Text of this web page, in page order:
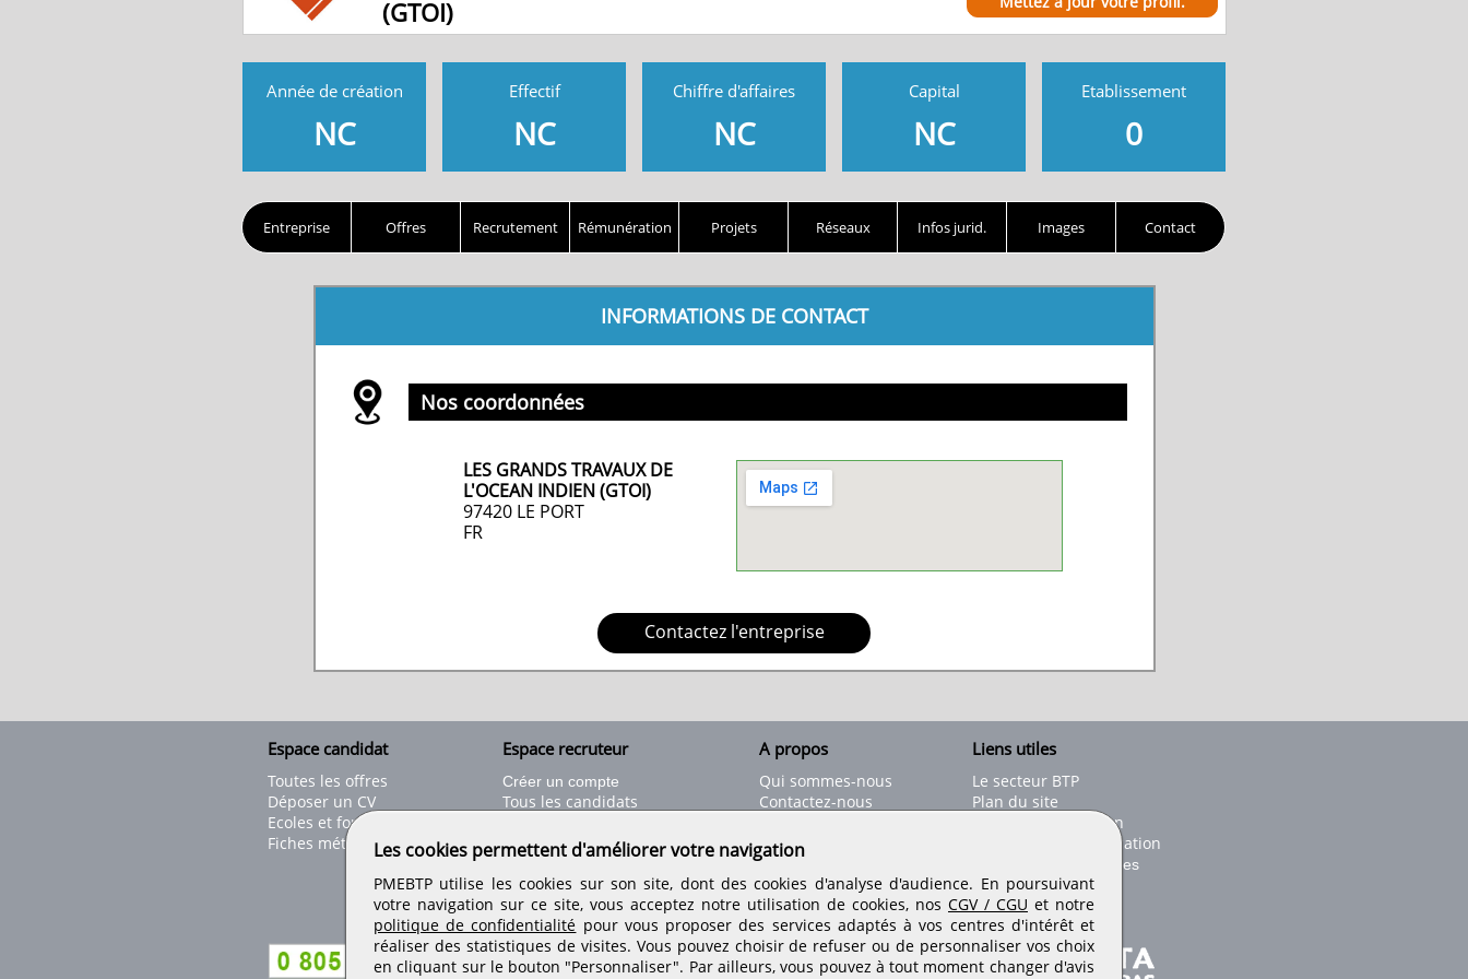
(GTOI)
Année de création
NC
Effectif
NC
Chiffre d'affaires
NC
Capital
NC
Etablissement
0
Entreprise Offres Recrutement Rémunération Projets Réseaux Infos jurid. Images Contact
INFORMATIONS DE CONTACT
Nos coordonnées
LES GRANDS TRAVAUX DE
L'OCEAN INDIEN (GTOI)
97420 LE PORT
FR
Contactez l'entreprise
Espace candidat
Toutes les offres
Déposer un CV
Ecoles et formations
Fiches métiers
Espace recruteur
Créer un compte
Tous les candidats
Déposer une offre de stage
Nos tarifs
A propos
Qui sommes-nous
Contactez-nous
Informations légales
Conditions générales
Rejoignez nos équipes
Liens utiles
Le secteur BTP
Plan du site
Conseils d'utilisation
Conditions de publication
Paramètres des cookies
Retrouvez-nous sur les réseaux sociaux
Les cookies permettent d'améliorer votre navigation
PMEBTP utilise les cookies sur son site, dont des cookies d'analyse d'audience. En poursuivant
votre navigation sur ce site, vous acceptez notre utilisation de cookies, nos CGV / CGU et notre
politique de confidentialité pour vous proposer des services adaptés à vos centres d'intérêt et
réaliser des statistiques de visites. Vous pouvez choisir de refuser ou de personnaliser vos choix
en cliquant sur le bouton "Personnaliser". Par ailleurs, vous pouvez à tout moment changer d'avis